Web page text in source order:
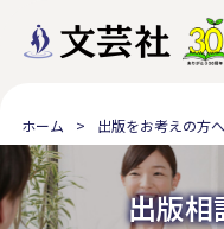
ホーム 出版をお考えの方へ
出版相